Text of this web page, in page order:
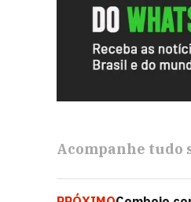
Acompanhe tudo